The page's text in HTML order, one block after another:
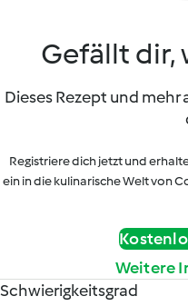
Gefällt dir,
Dieses Rezept und
Registriere dich jetzt und
ein in die kulinarische Welt von
Weitere
Schwierigkeitsgrad